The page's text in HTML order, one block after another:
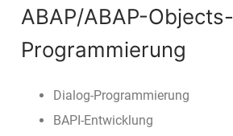
ABAP/ABAP-Objects-
Programmierung
Dialog-Programmierung
BAPI-Entwicklung